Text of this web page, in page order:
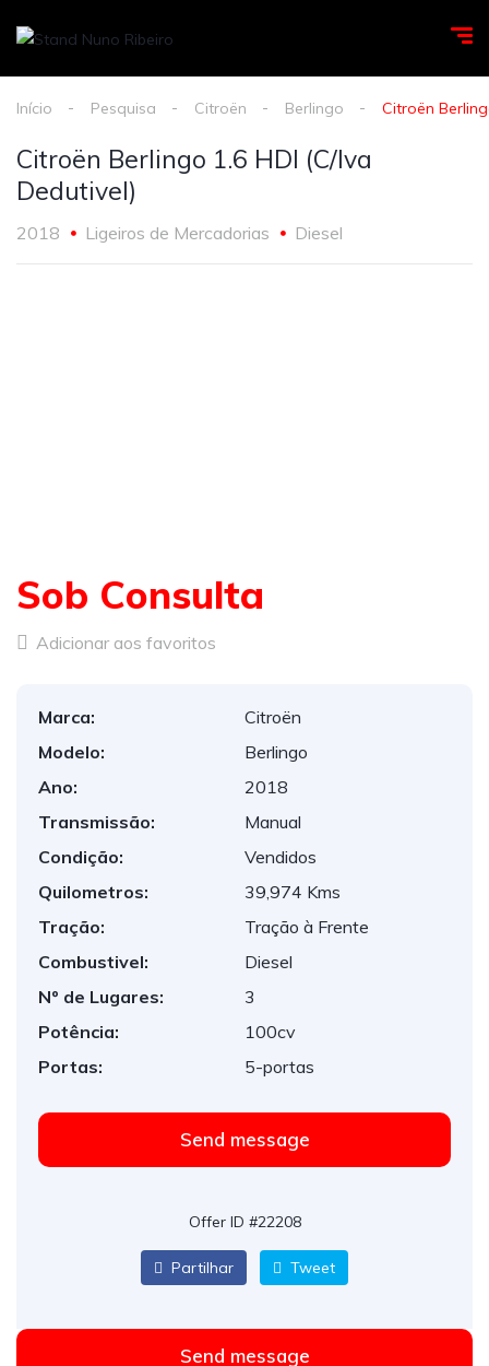
Início Pesquisa Citroën Berlingo Citroën
Citroën Berlingo 1.6 HDI (C/Iva
Dedutivel)
2018 Ligeiros de Mercadorias Diesel
Sob Consulta
Adicionar aos favoritos
Marca:
Citroën
Modelo:
Berlingo
Ano:
2018
Transmissão:
Manual
Condição:
Vendidos
Quilometros:
39,974 Kms
Tração:
Tração à Frente
Combustivel:
Diesel
Nº de Lugares:
3
Potência:
100cv
Portas:
5-portas
Send message
Offer ID #22208
Partilhar Tweet
Send message